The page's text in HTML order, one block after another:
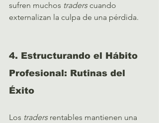
sufren muchos traders cuando
externalizan la culpa de una pérdida.
4. Estructurando el Hábito
Profesional: Rutinas del
Éxito
Los traders rentables mantienen una